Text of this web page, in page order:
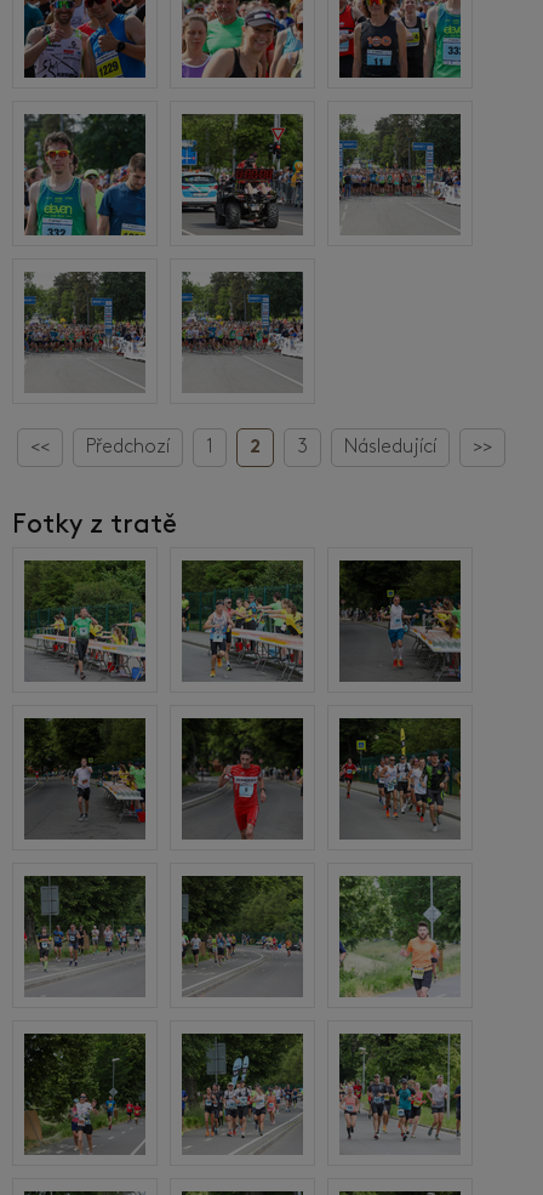
<< Předchozí 1 2 3 Následující >>
Fotky z tratě